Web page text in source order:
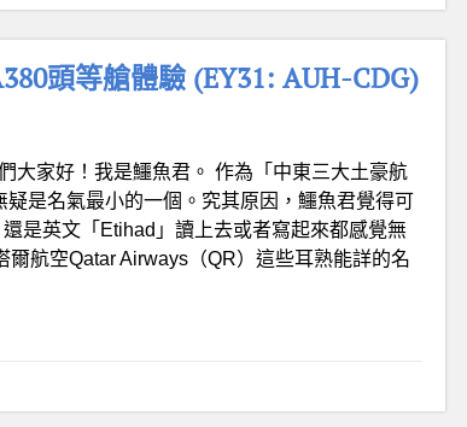
頭等艙體驗 (EY31: AUH-CDG)
大家好！我是鱷魚君。 作為「中東三大土豪航
是名氣最小的一個。究其原因，鱷魚君覺得可
是英文「Etihad」讀上去或者寫起來都感覺無
航空Qatar Airways（QR）這些耳熟能詳的名